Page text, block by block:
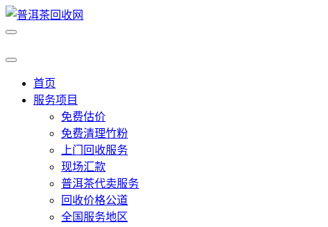
首页
服务项目
免费估价
免费清理竹粉
上门回收服务
现场汇款
普洱茶代卖服务
回收价格公道
全国服务地区